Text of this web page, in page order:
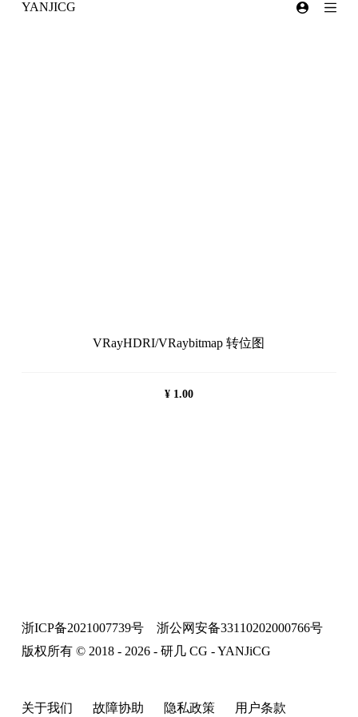
跳
YANJICG
VRayHDRI/VRaybitmap 转位图
¥1.00
浙ICP备2021007739号
浙公网安备33110202000766号
版权所有 © 2018 - 2026 - 研几 CG - YANJiCG
关于我们 故障协助 隐私政策 用户条款